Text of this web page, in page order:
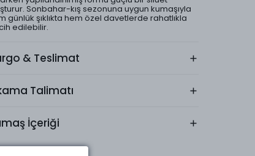
Sonbahar-kış sezonuna uygun kumaşıyla
günlük şıklıkta hem özel davetlerde rahatlıkla
edilebilir.
& Teslimat
Talimatı
İçeriği